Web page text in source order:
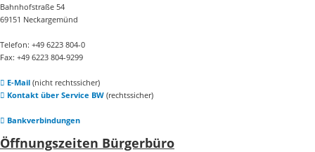
Bahnhofstraße 54
69151 Neckargemünd
Telefon: +49 6223 804-0
Fax: +49 6223 804-9299
E-Mail(nicht rechtssicher)
Kontakt über Service BW(rechtssicher)
Bankverbindungen
Öffnungszeiten Bürgerbüro